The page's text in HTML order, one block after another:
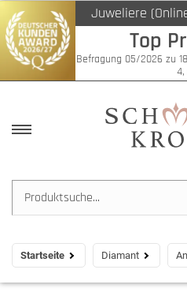
Juweliere
Top
Befragung 05/2026 zu
Startseite Diamant